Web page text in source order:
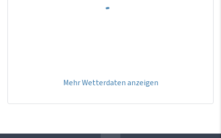
Mehr Wetterdaten anzeigen